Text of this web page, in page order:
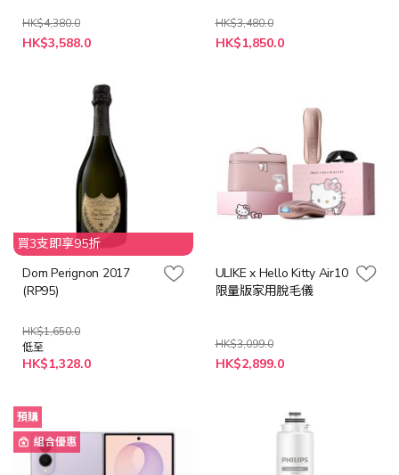
HK$4,380.0
特
殊
HK$3,588.0
HK$3,480.0
特
殊
HK$1,850.0
買3支即享95折
Dom Perignon 2017
(RP95)
HK$1,650.0
低至
HK$1,328.0
ULIKE x Hello Kitty Air10
限量版家用脫毛儀
HK$3,099.0
特
殊
HK$2,899.0
預購
組合優惠